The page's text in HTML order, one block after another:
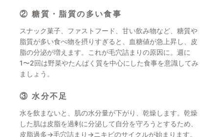
② 糖質・脂質の多い食事
スナック菓子、ファストフード、甘い飲み物など、糖質や
脂質が多い食べ物を摂りすぎると、血糖値が急上昇し、皮
脂の分泌が増えます。これが毛穴詰まりの原因に。週に
1〜2回は野菜やたんぱく質を中心にした食事を意識してみ
ましょう。
③ 水分不足
水を飲まないと、肌の水分量が下がり、乾燥します。乾燥
した肌は皮脂を過剰に分泌して自分を守ろうとするため、
皮脂過多→毛穴詰まり→ニキビのサイクルが始まります。